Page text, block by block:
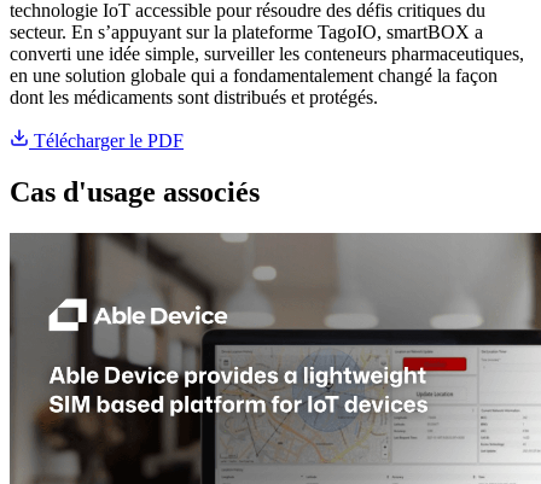
technologie IoT accessible pour résoudre des défis critiques du
secteur. En s’appuyant sur la plateforme TagoIO, smartBOX a
converti une idée simple, surveiller les conteneurs pharmaceutiques,
en une solution globale qui a fondamentalement changé la façon
dont les médicaments sont distribués et protégés.
Télécharger le PDF
Cas d'usage associés